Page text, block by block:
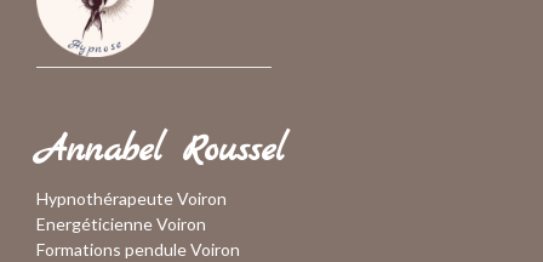
Annabel Roussel
Hypnothérapeute Voiron
Energéticienne Voiron
Formations pendule Voiron